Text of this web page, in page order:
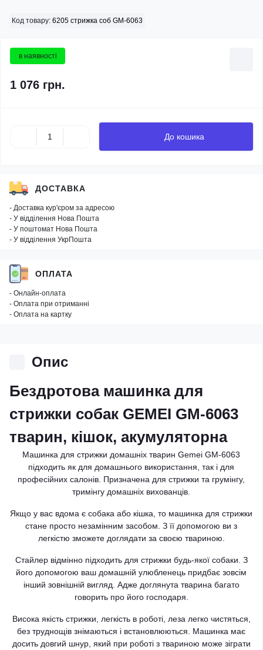
Код товару: 6205 стрижка соб GM-6063
в наявності
1 076 грн.
До кошика
ДОСТАВКА
- Доставка кур'єром за адресою
- У відділення Нова Пошта
- У поштомат Нова Пошта
- У відділення УкрПошта
ОПЛАТА
- Онлайн-оплата
- Оплата при отриманні
- Оплата на картку
Опис
Бездротова машинка для
стрижки собак GEMEI GM-6063
тварин, кішок, акумуляторна
Машинка для стрижки домашніх тварин Gemei GM-6063
підходить як для домашнього використання, так і для
професійних салонів. Призначена для стрижки та грумінгу,
тримінгу домашніх вихованців.
Якщо у вас вдома є собака або кішка, то машинка для стрижки
стане просто незамінним засобом. З її допомогою ви з
легкістю зможете доглядати за своєю твариною.
Стайлер відмінно підходить для стрижки будь-якої собаки. З
його допомогою ваш домашній улюбленець придбає зовсім
інший зовнішній вигляд. Адже доглянута тварина багато
говорить про його господаря.
Висока якість стрижки, легкість в роботі, леза легко чистяться,
без труднощів знімаються і встановлюються. Машинка має
досить довгий шнур, який при роботі з твариною може зіграти